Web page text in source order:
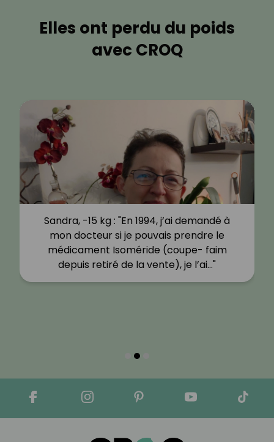
Elles ont perdu du poids
avec CROQ
Sandra, -15 kg : "En 1994, j’ai demandé à
mon docteur si je pouvais prendre le
médicament Isoméride (coupe- faim
depuis retiré de la vente), je l’ai…"